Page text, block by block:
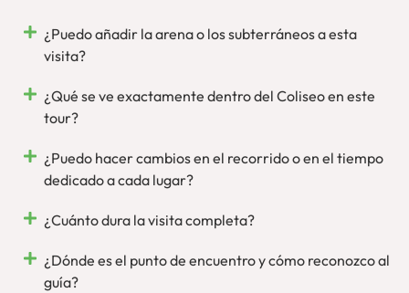
estupendos guías oficiales. Ponemos, por tanto, nuestro
rostro y voz para que disfrutes de Roma, en persona.
¿Puedo añadir la arena o los subterráneos a esta
visita?
¿Qué se ve exactamente dentro del Coliseo en este
tour?
¿Puedo hacer cambios en el recorrido o en el tiempo
dedicado a cada lugar?
¿Cuánto dura la visita completa?
¿Dónde es el punto de encuentro y cómo reconozco al
guía?